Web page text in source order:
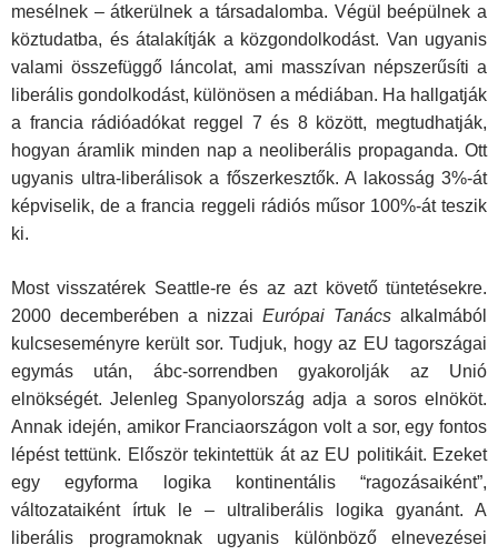
mesélnek – átkerülnek a társadalomba. Végül beépülnek a
köztudatba, és átalakítják a közgondolkodást. Van ugyanis
valami összefüggő láncolat, ami masszívan népszerűsíti a
liberális gondolkodást, különösen a médiában. Ha hallgatják
a francia rádióadókat reggel 7 és 8 között, megtudhatják,
hogyan áramlik minden nap a neoliberális propaganda. Ott
ugyanis ultra-liberálisok a főszerkesztők. A lakosság 3%-át
képviselik, de a francia reggeli rádiós műsor 100%-át teszik
ki.
Most visszatérek Seattle-re és az azt követő tüntetésekre.
2000 decemberében a nizzai Európai Tanács alkalmából
kulcseseményre került sor. Tudjuk, hogy az EU tagországai
egymás után, ábc-sorrendben gyakorolják az Unió
elnökségét. Jelenleg Spanyolország adja a soros elnököt.
Annak idején, amikor Franciaországon volt a sor, egy fontos
lépést tettünk. Először tekintettük át az EU politikáit. Ezeket
egy egyforma logika kontinentális “ragozásaiként”,
változataiként írtuk le – ultraliberális logika gyanánt. A
liberális programoknak ugyanis különböző elnevezései